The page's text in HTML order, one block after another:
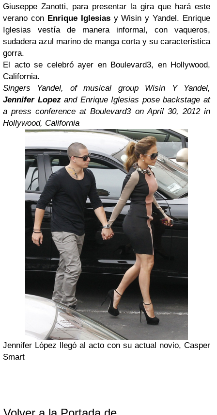
Giuseppe Zanotti, para presentar la gira que hará este
verano con Enrique Iglesiasy Wisin y Yandel. Enrique
Iglesias vestía de manera informal, con vaqueros,
sudadera azul marino de manga corta y su característica
gorra.
El acto se celebró ayer en Boulevard3, en Hollywood,
California.
Singers Yandel, of musical group Wisin Y Yandel,
Jennifer Lopezand Enrique Iglesias pose backstage at
a press conference at Boulevard3 on April 30, 2012 in
Hollywood, California
Jennifer López llegó al acto con su actual novio, Casper
Smart